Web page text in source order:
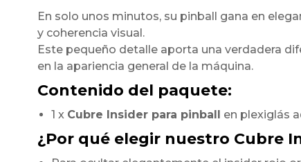
En solo unos minutos, su pinball gana en
y coherencia visual.
Este pequeño detalle aporta una verdadera
en la apariencia general de la máquina.
Contenido del paquete:
1 x Cubre Insider para pinball en plexiglás
¿Por qué elegir nuestro Cubre